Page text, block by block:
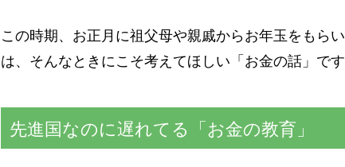
この時期、お正月に祖父母や親戚からお年玉をもら
は、そんなときにこそ考えてほしい「お金の話」です
先進国なのに遅れてる「お金の教育」